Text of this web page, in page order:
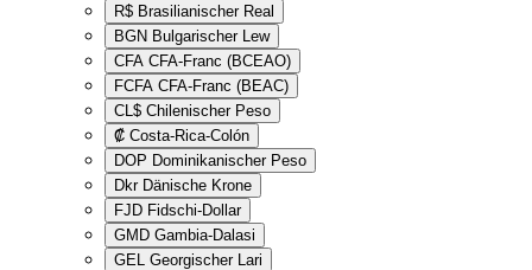
R$ Brasilianischer Real
BGN Bulgarischer Lew
CFA CFA-Franc (BCEAO)
FCFA CFA-Franc (BEAC)
CL$ Chilenischer Peso
₡ Costa-Rica-Colón
DOP Dominikanischer Peso
Dkr Dänische Krone
FJD Fidschi-Dollar
GMD Gambia-Dalasi
GEL Georgischer Lari